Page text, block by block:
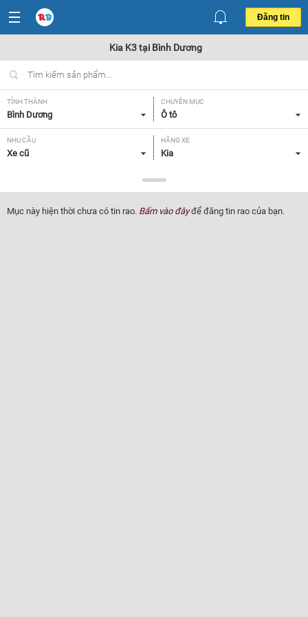
Đăng tin
Kia K3 tại Bình Dương
TỈNH THÀNH
Bình Dương
CHUYÊN MỤC
Ô tô
NHU CẦU
Xe cũ
HÃNG XE
Kia
K3
NĂM SẢN XUẤT
Tất cả
GIÁ XE XUẤT XỨ
Mục này hiện thời chưa có tin rao. Bấm vào đâyđể đăng tin rao của bạn.